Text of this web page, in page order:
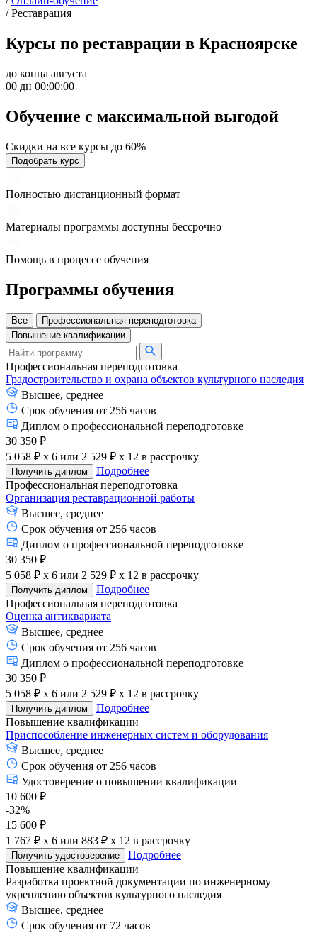
/ Реставрация
Курсы по реставрации в Красноярске
до конца августа
00 дн 00:00:00
Обучение с максимальной выгодой
Скидки на все курсы до 60%
Подобрать курс
Полностью дистанционный формат
Материалы программы доступны бессрочно
Помощь в процессе обучения
Программы обучения
Все
Профессиональная переподготовка
Повышение квалификации
Профессиональная переподготовка
Градостроительство и охрана объектов культурного наследия
Высшее, среднее
Срок обучения от 256 часов
Диплом о профессиональной переподготовке
30 350 ₽
5 058 ₽ x 6 или 2 529 ₽ x 12 в рассрочку
Получить диплом
Подробнее
Профессиональная переподготовка
Организация реставрационной работы
Высшее, среднее
Срок обучения от 256 часов
Диплом о профессиональной переподготовке
30 350 ₽
5 058 ₽ x 6 или 2 529 ₽ x 12 в рассрочку
Получить диплом
Подробнее
Профессиональная переподготовка
Оценка антиквариата
Высшее, среднее
Срок обучения от 256 часов
Диплом о профессиональной переподготовке
30 350 ₽
5 058 ₽ x 6 или 2 529 ₽ x 12 в рассрочку
Получить диплом
Подробнее
Повышение квалификации
Приспособление инженерных систем и оборудования
Высшее, среднее
Срок обучения от 256 часов
Удостоверение о повышении квалификации
10 600 ₽
-32%
15 600 ₽
1 767 ₽ x 6 или 883 ₽ x 12 в рассрочку
Получить удостоверение
Подробнее
Повышение квалификации
Разработка проектной документации по инженерному
укреплению объектов культурного наследия
Высшее, среднее
Срок обучения от 72 часов